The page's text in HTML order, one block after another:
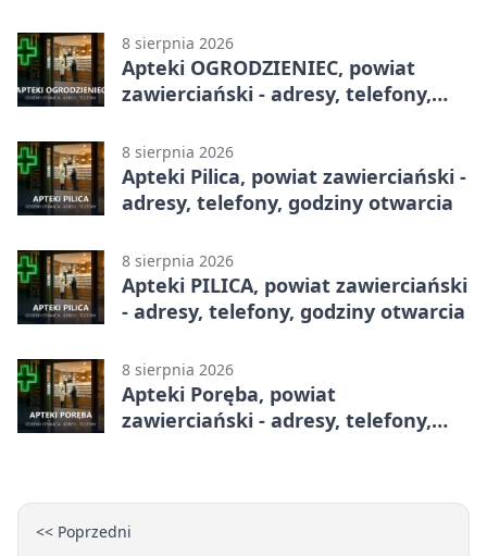
8 sierpnia 2026
Apteki OGRODZIENIEC, powiat
zawierciański - adresy, telefony,
8 sierpnia 2026
Apteki Pilica, powiat zawierciański -
adresy, telefony, godziny otwarcia
8 sierpnia 2026
Apteki PILICA, powiat zawierciański
- adresy, telefony, godziny otwarcia
8 sierpnia 2026
Apteki Poręba, powiat
zawierciański - adresy, telefony,
<< Poprzedni